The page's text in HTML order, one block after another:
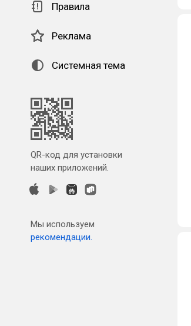
Правила
Реклама
Системная тема
QR-код для установки
наших приложений.
Мы используем
рекомендации.